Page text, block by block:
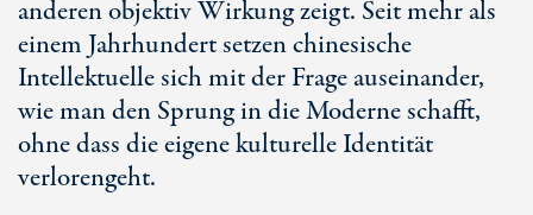
anderen objektiv Wirkung zeigt. Seit mehr als
einem Jahrhundert setzen chinesische
Intellektuelle sich mit der Frage auseinander,
wie man den Sprung in die Moderne schafft,
ohne dass die eigene kulturelle Identität
verlorengeht.